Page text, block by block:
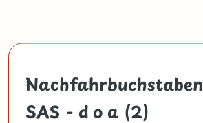
Nachfahrbuchstaben
SAS - d o a (2)